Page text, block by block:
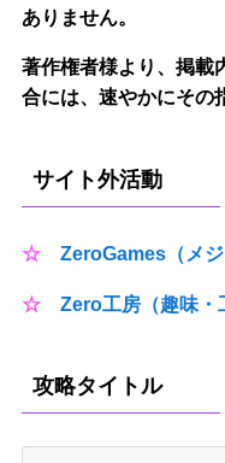
ありません。
著作権者様より、掲載
合には、速やかにその
サイト外活動
☆ ZeroGames（メジ
☆ Zero工房（趣味・
攻略タイトル